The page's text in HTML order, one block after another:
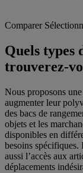
Comparer
Quels types
trouverez-
Nous proposons
augmenter leur
des bacs de
objets et les
disponibles en
besoins spécifiques.
aussi l’accès aux
déplacements